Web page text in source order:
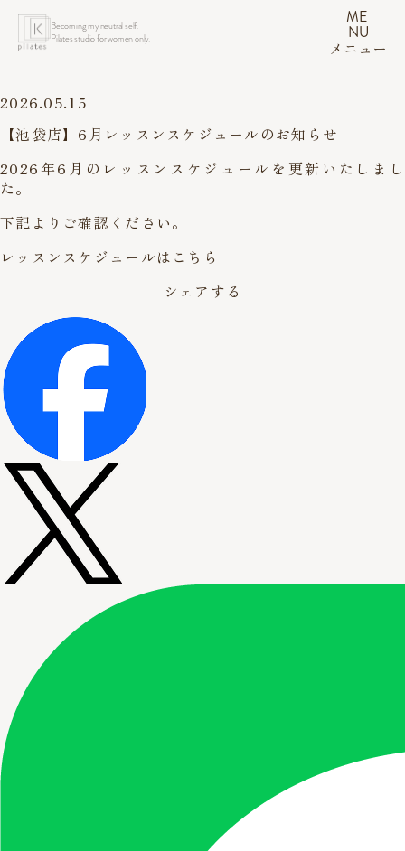
Becoming my neutral self.
Pilates studio for women only.
ME
NU
メニュー
2026.05.15
【池袋店】6月レッスンスケジュールのお知らせ
2026年6月のレッスンスケジュールを更新いたしまし
た。
下記よりご確認ください。
レッスンスケジュールはこちら
シェアする